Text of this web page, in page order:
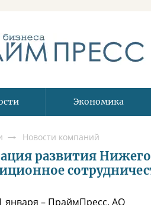
Экономика
Новости компаний
развития
– ПраймПресс. АО